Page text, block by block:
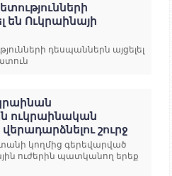
են Ուկրաինայի
դեսպաններն այցելել
ուկրաինական
շուրջ
կողմից գերեվարված
ուժերին պատկանող երեք